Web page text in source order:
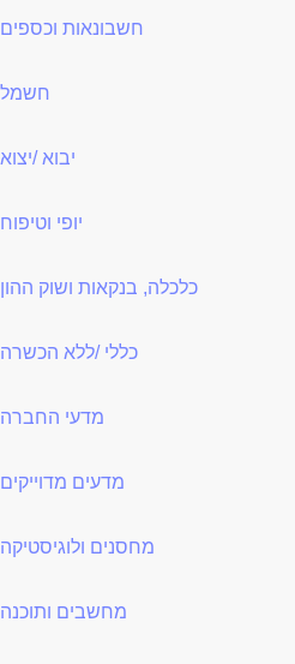
חשבונאות וכספים
חשמל
יבוא /יצוא
יופי וטיפוח
כלכלה, בנקאות ושוק ההון
כללי /ללא הכשרה
מדעי החברה
מדעים מדוייקים
מחסנים ולוגיסטיקה
מחשבים ותוכנה